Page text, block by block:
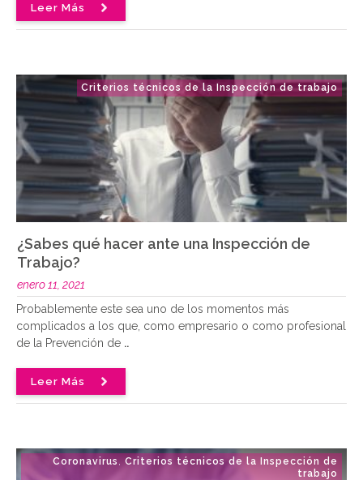
Leer Más
Criterios técnicos de la Inspección de trabajo
¿Sabes qué hacer ante una Inspección de
Trabajo?
enero 11, 2021
Probablemente este sea uno de los momentos más
complicados a los que, como empresario o como profesional
de la Prevención de ..
Leer Más
Coronavirus , Criterios técnicos de la Inspección de
trabajo